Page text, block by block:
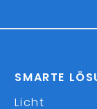
SMARTE
Licht